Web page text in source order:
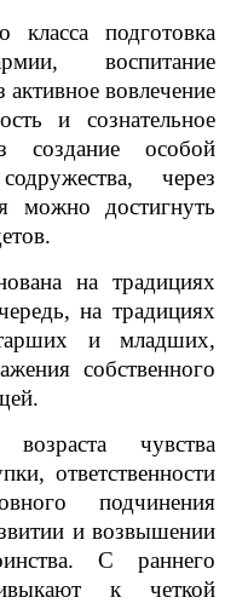
класса подготовка
воспитание
вовлечение
и сознательное
создание особой
через
можно достигнуть
на традициях
на традициях
и младших,
собственного
чувства
ответственности
подчинения
и возвышении
С раннего
к четкой